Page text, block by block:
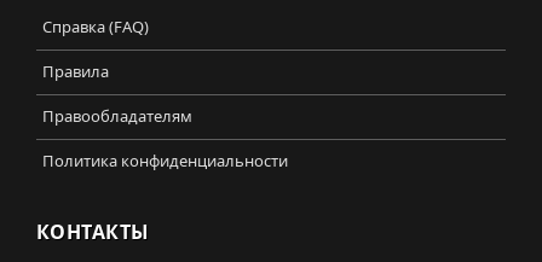
Справка (FAQ)
Правила
Правообладателям
Политика конфиденциальности
КОНТАКТЫ